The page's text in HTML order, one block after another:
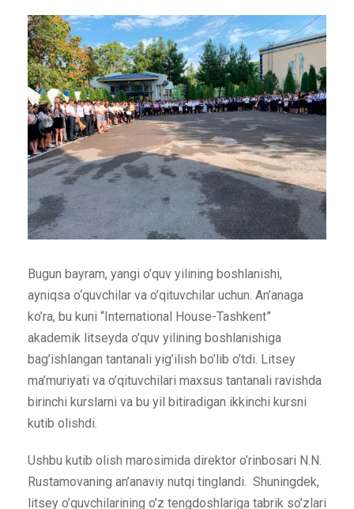
Bugun bayram, yangi o’quv yilining boshlanishi,
ayniqsa o‘quvchilar va o’qituvchilar uchun. An’anaga
ko’ra, bu kuni “International House-Tashkent”
akademik litseyda o’quv yilining boshlanishiga
bag’ishlangan tantanali yig’ilish bo’lib o’tdi. Litsey
ma’muriyati va o’qituvchilari maxsus tantanali ravishda
birinchi kurslarni va bu yil bitiradigan ikkinchi kursni
kutib olishdi.
Ushbu kutib olish marosimida direktor o’rinbosari N.N.
Rustamovaning an’anaviy nutqi tinglandi. Shuningdek,
litsey o’quvchilarining o’z tengdoshlariga tabrik so’zlari